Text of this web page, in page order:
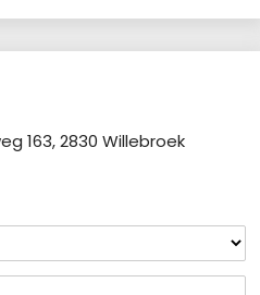
163, 2830 Willebroek